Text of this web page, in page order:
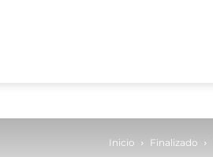
Inicio Finalizado